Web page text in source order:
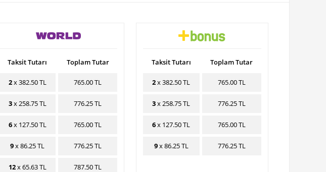
Taksit Tutarı Toplam Tutar
2x 382.50 TL 765.00 TL
3x 258.75 TL 776.25 TL
6x 127.50 TL 765.00 TL
9x 86.25 TL 776.25 TL
12x 65.63 TL 787.50 TL
Taksit Tutarı Toplam Tutar
2x 382.50 TL 765.00 TL
3x 258.75 TL 776.25 TL
6x 127.50 TL 765.00 TL
9x 86.25 TL 776.25 TL